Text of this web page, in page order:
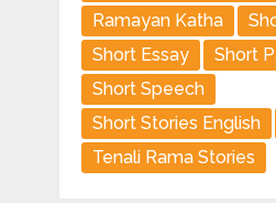
Ramayan Katha
Short Essay
Short
Short Speech
Short Stories English
Tenali Rama Stories